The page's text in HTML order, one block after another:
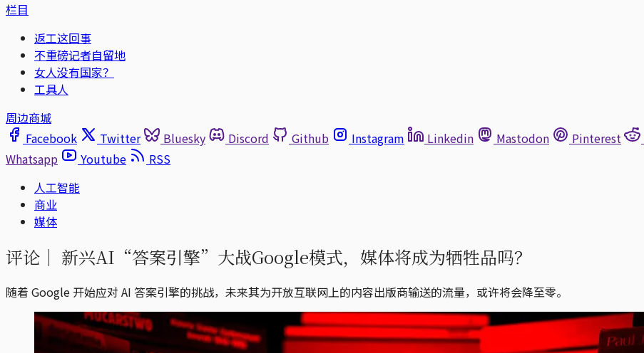
栏目
返工这回事
不重磅记者自留地
女人没有国家？
工具人
周边商城
Facebook
Twitter Bluesky Discord Github Instagram Linkedin Mastodon Pinterest
Whatsapp
Youtube
RSS
人工智能
商业
媒体
评论｜ 新兴AI“答案引擎”大战Google模式，媒体将成为牺牲品吗？
随着 Google 开始应对 AI 答案引擎的挑战，未来其为开放互联网上的内容出版商输送的流量，或许将会降至零。